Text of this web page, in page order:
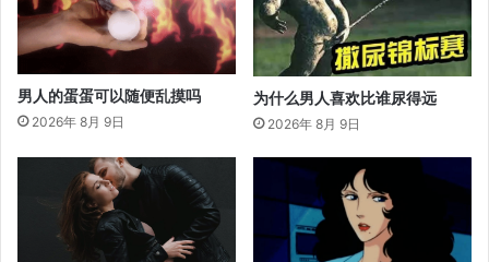
男人的蛋蛋可以随便乱摸吗
2026年 8月 9日
为什么男人喜欢比谁尿得远
2026年 8月 9日